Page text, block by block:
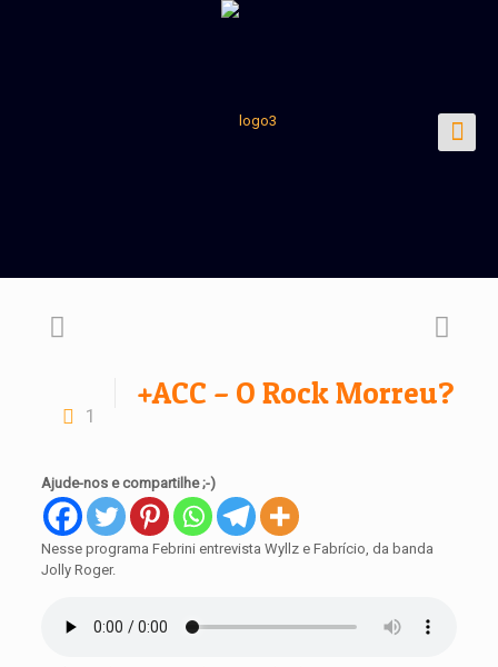
1
+ACC – O Rock Morreu?
Ajude-nos e compartilhe ;-)
Nesse programa Febrini entrevista Wyllz e Fabrício, da banda
Jolly Roger.